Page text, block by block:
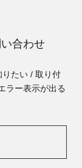
合わせ
たい / 取り付
ラー表示が出る